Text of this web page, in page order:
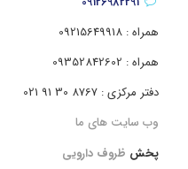
همراه : 09215649918
همراه : 09352842602
دفتر مرکزی : 8767 30 91 021
وب سایت های ما
پخش ظروف دارویی